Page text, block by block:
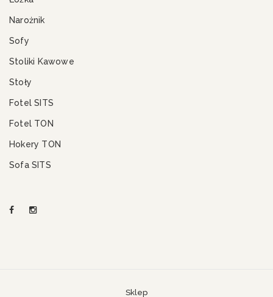
Narożnik
Sofy
Stoliki Kawowe
Stoły
Fotel SITS
Fotel TON
Hokery TON
Sofa SITS
Sklep